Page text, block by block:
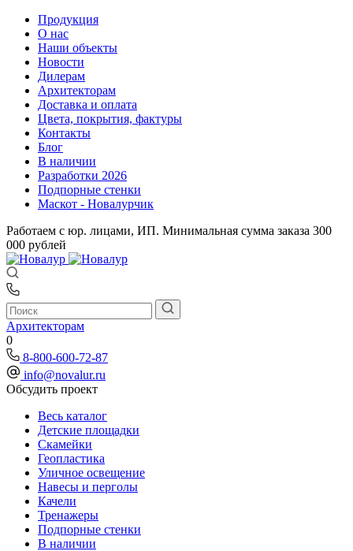
Продукция
О нас
Наши объекты
Новости
Дилерам
Архитекторам
Доставка и оплата
Цвета, покрытия, фактуры
Контакты
Блог
В наличии
Разработки 2026
Подпорные стенки
Маскот - Новалурчик
Работаем с юр. лицами, ИП. Минимальная сумма заказа 300
000 рублей
Архитекторам
0
8-800-600-72-87
info@novalur.ru
Обсудить проект
Весь каталог
Детские площадки
Скамейки
Геопластика
Уличное освещение
Навесы и перголы
Качели
Тренажеры
Подпорные стенки
В наличии